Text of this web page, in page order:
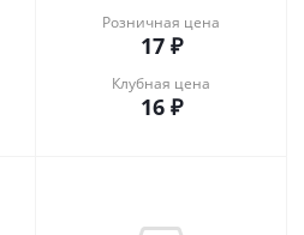
Розничная цена
17₽
Клубная цена
16₽